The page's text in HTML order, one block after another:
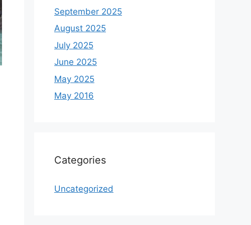
September 2025
August 2025
July 2025
June 2025
May 2025
May 2016
Categories
Uncategorized